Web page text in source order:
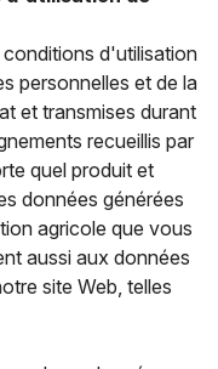
d'utilisation
personnelles et de la
et transmises durant
recueillis par
quel produit et
données générées
agricole que vous
aussi aux données
site Web, telles